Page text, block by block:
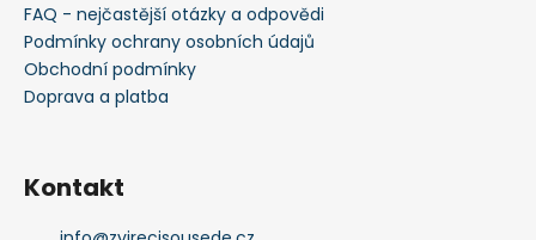
FAQ - nejčastější otázky a odpovědi
Podmínky ochrany osobních údajů
Obchodní podmínky
Doprava a platba
Kontakt